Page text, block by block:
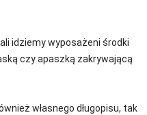
idziemy wyposażeni środki
czy apaszką zakrywającą
własnego długopisu, tak